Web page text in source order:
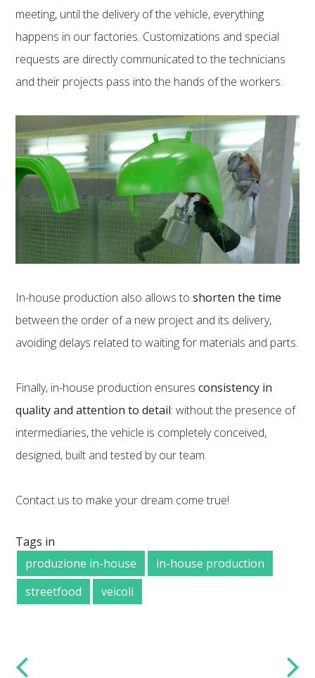
meeting, until the delivery of the vehicle, everything
happens in our factories. Customizations and special
requests are directly communicated to the technicians
and their projects pass into the hands of the workers.
In-house production also allows toshorten the time
between the order of a new project and its delivery,
avoiding delays related to waiting for materials and parts.
Finally, in-house production ensuresconsistency in
quality and attention to detail: without the presence of
intermediaries, the vehicle is completely conceived,
designed, built and tested by our team.
Contact us to make your dream come true!
Tags in
produzione in-house
in-house production
streetfood
veicoli